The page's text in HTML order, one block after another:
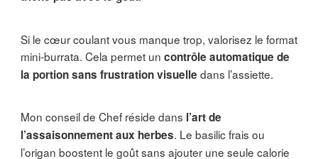
Si le cœur coulant vous manque trop, valorisez le format
mini-burrata. Cela permet un contrôle automatique de
la portion sans frustration visuelle dans l’assiette.
Mon conseil de Chef réside dans l’art de
l’assaisonnement aux herbes. Le basilic frais ou
l’origan boostent le goût sans ajouter une seule calorie